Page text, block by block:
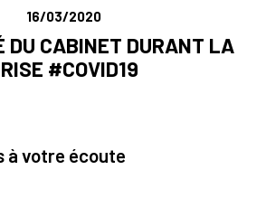
16/03/2020
DU CABINET DURANT LA
#COVID19
à votre écoute